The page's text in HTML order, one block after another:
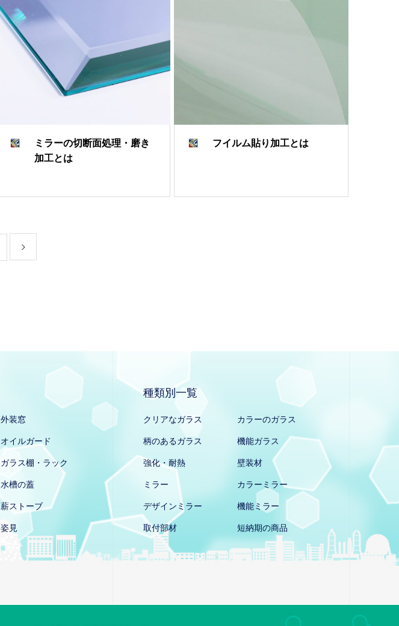
ミラーの切断面処理・磨き
加工とは
フイルム貼り加工とは
外装窓
オイルガード
ガラス棚・ラック
水槽の蓋
薪ストーブ
姿見
種類別一覧
クリアなガラス カラーのガラス
柄のあるガラス 機能ガラス
強化・耐熱 壁装材
ミラー カラーミラー
デザインミラー 機能ミラー
取付部材 短納期の商品